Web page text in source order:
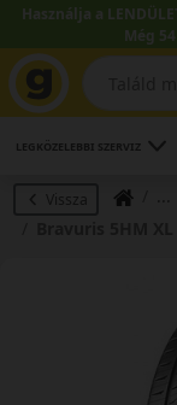
Használja a
Még
LEGKÖZELEBBI SZERVIZ
Vissza